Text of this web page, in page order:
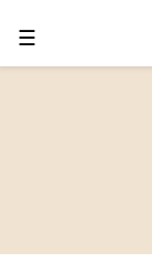
☰